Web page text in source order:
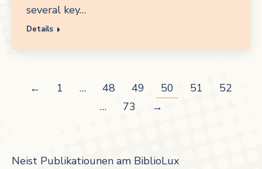
several key…
Details
← 1 … 48 49 50 51
52
…
73 →
Neist Publikatiounen am BiblioLux